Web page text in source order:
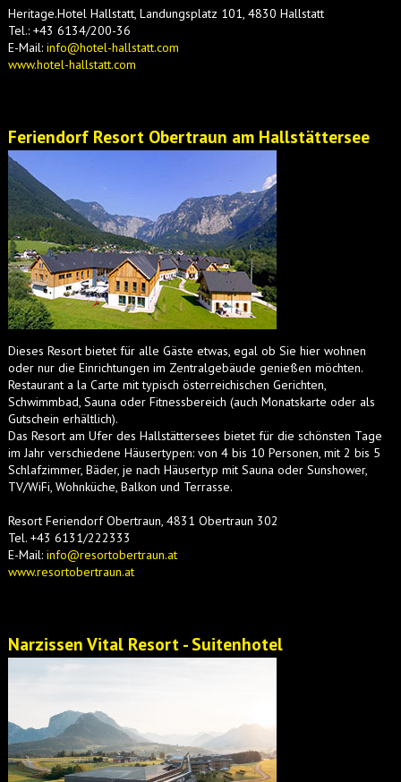
Heritage.Hotel Hallstatt, Landungsplatz 101, 4830 Hallstatt
Tel.: +43 6134/200-36
E-Mail: info@hotel-hallstatt.com
www.hotel-hallstatt.com
Feriendorf Resort Obertraun am Hallstättersee
Dieses Resort bietet für alle Gäste etwas, egal ob Sie hier wohnen
oder nur die Einrichtungen im Zentralgebäude genießen möchten.
Restaurant a la Carte mit typisch österreichischen Gerichten,
Schwimmbad, Sauna oder Fitnessbereich (auch Monatskarte oder als
Gutschein erhältlich).
Das Resort am Ufer des Hallstättersees bietet für die schönsten Tage
im Jahr verschiedene Häusertypen: von 4 bis 10 Personen, mit 2 bis 5
Schlafzimmer, Bäder, je nach Häusertyp mit Sauna oder Sunshower,
TV/WiFi, Wohnküche, Balkon und Terrasse.
Resort Feriendorf Obertraun, 4831 Obertraun 302
Tel. +43 6131/222333
E-Mail: info@resortobertraun.at
www.resortobertraun.at
Narzissen Vital Resort - Suitenhotel